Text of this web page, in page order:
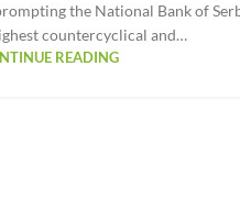
the National Bank of
countercyclical and…
READING